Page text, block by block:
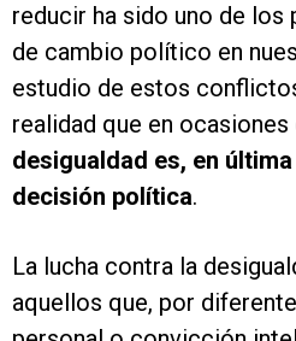
reducir ha sido uno de
de cambio político en
estudio de estos
realidad que en
desigualdad es, en
decisión política.
La lucha contra la
aquellos que, por